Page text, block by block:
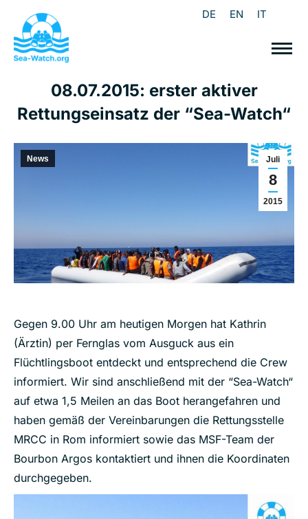
DE EN IT
08.07.2015: erster aktiver
Rettungseinsatz der “Sea-Watch“
Juli
8
2015
News
Gegen 9.00 Uhr am heutigen Morgen hat Kathrin
(Ärztin) per Fernglas vom Ausguck aus ein
Flüchtlingsboot entdeckt und entsprechend die Crew
informiert. Wir sind anschließend mit der “Sea-Watch“
auf etwa 1,5 Meilen an das Boot herangefahren und
haben gemäß der Vereinbarungen die Rettungsstelle
MRCC in Rom informiert sowie das MSF-Team der
Bourbon Argos kontaktiert und ihnen die Koordinaten
durchgegeben.